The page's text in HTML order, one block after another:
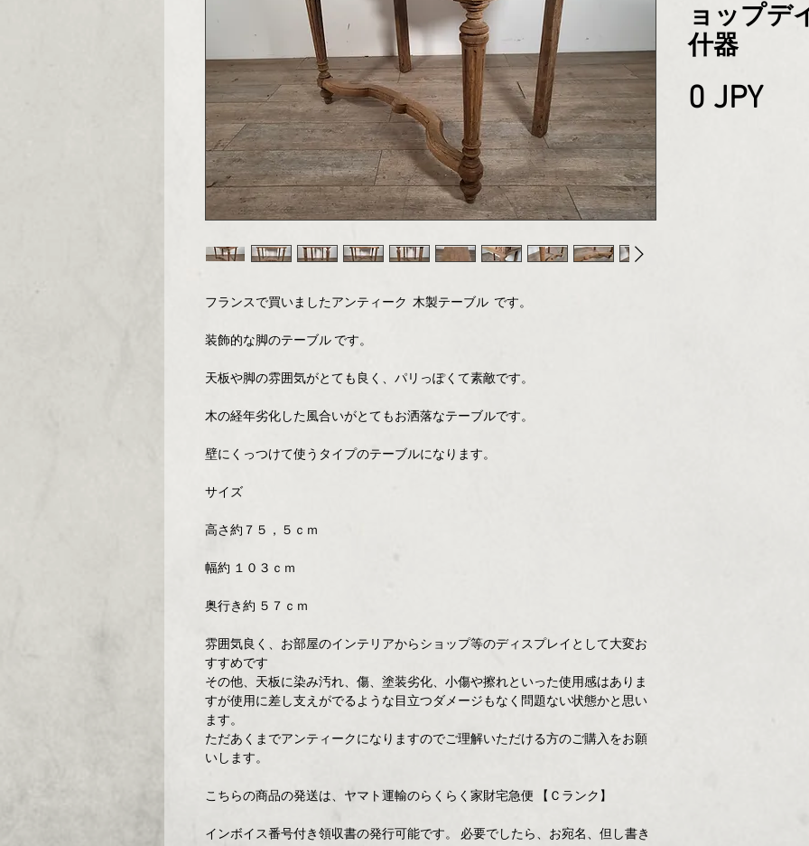
フランスで買いましたアンティーク 木製テーブル です。
装飾的な脚のテーブル です。
天板や脚の雰囲気がとても良く、パリっぽくて素敵です。
木の経年劣化した風合いがとてもお洒落なテーブルです。
壁にくっつけて使うタイプのテーブルになります。
サイズ
高さ約７５，５ｃｍ
幅約 １０３ｃｍ
奥行き約 ５７ｃｍ
雰囲気良く、お部屋のインテリアからショップ等のディスプレイとして大変お
すすめです
その他、天板に染み汚れ、傷、塗装劣化、小傷や擦れといった使用感はありま
すが使用に差し支えがでるような目立つダメージもなく問題ない状態かと思い
ます。
ただあくまでアンティークになりますのでご理解いただける方のご購入をお願
いします。
こちらの商品の発送は、ヤマト運輸のらくらく家財宅急便 【Ｃランク】
インボイス番号付き領収書の発行可能です。 必要でしたら、お宛名、但し書き
ョップ
什器
0 JPY